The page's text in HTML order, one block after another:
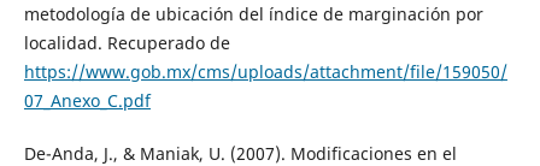
metodología de ubicación del índice de marginación por
localidad. Recuperado de
https://www.gob.mx/cms/uploads/attachment/file/159050/
07_Anexo_C.pdf
De-Anda, J., & Maniak, U. (2007). Modificaciones en el